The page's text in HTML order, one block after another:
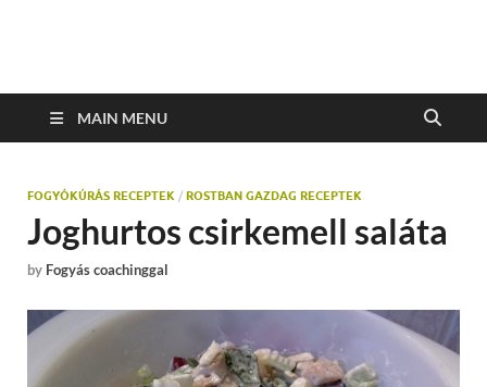
MAIN MENU
FOGYÓKÚRÁS RECEPTEK / ROSTBAN GAZDAG RECEPTEK
Joghurtos csirkemell saláta
by Fogyás coachinggal